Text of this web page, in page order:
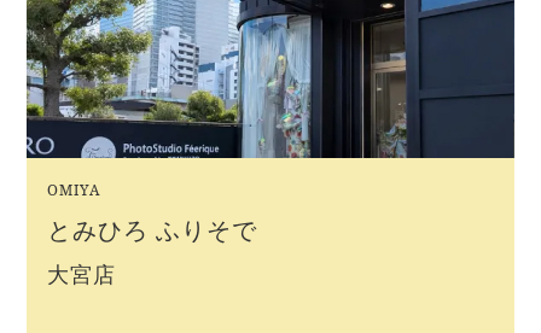
OMIYA
とみひろ ふりそで
大宮店